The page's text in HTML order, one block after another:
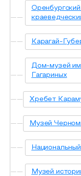
Карагай-
Дом-музей
Гагариных
Хребет
Музей
Музей